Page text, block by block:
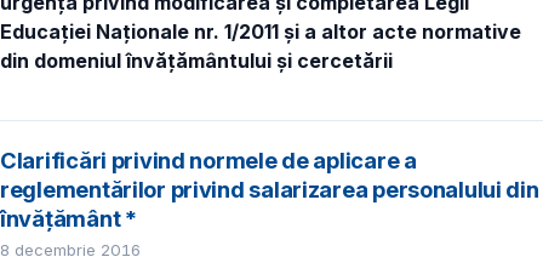
Educației Naționale nr. 1/2011 și a altor acte normative
din domeniul învățământului și cercetării
Clarificări privind normele de aplicare a
reglementărilor privind salarizarea personalului din
învățământ *
8 decembrie 2016